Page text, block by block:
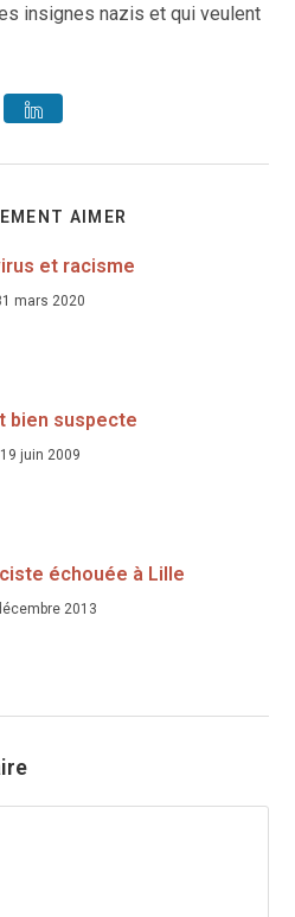
insignes nazis et qui veulent
AIMER
et racisme
mars 2020
bien suspecte
19 juin 2009
échouée à Lille
2013